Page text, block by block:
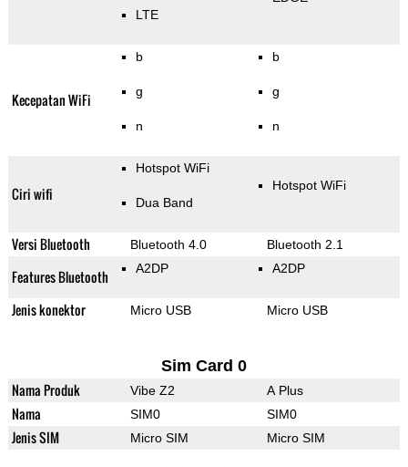
LTE
Kecepatan WiFi
b
g
n
b
g
n
Ciri wifi
Hotspot WiFi
Dua Band
Hotspot WiFi
Versi Bluetooth Bluetooth 4.0 Bluetooth 2.1
Features Bluetooth A2DP A2DP
Jenis konektor Micro USB Micro USB
Sim Card 0
Nama Produk Vibe Z2 A Plus
Nama SIM0 SIM0
Jenis SIM Micro SIM Micro SIM